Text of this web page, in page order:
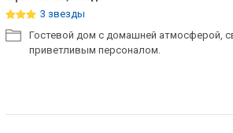
3 звезды
Гостевой дом с домашней атмосферой,
приветливым персоналом.
Недорогие отели 3*
Сетевые отели Турции
Сетевые отели ОАЭ